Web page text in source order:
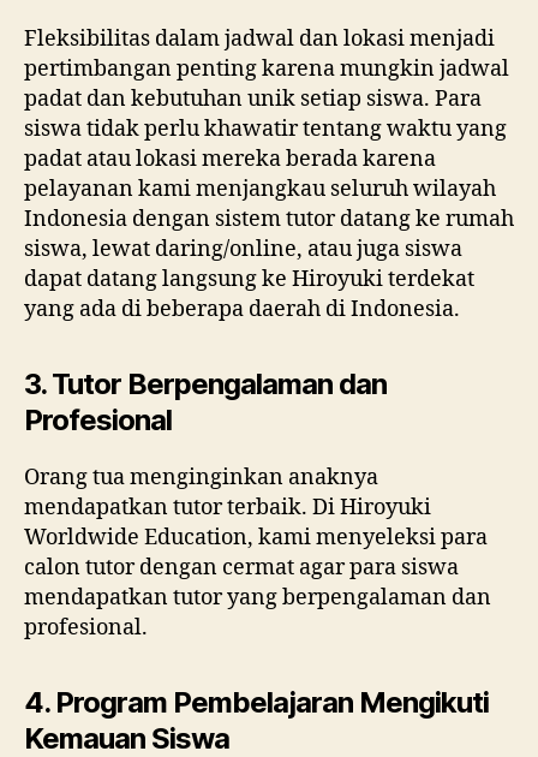
Fleksibilitas dalam jadwal dan lokasi menjadi
pertimbangan penting karena mungkin jadwal
padat dan kebutuhan unik setiap siswa. Para
siswa tidak perlu khawatir tentang waktu yang
padat atau lokasi mereka berada karena
pelayanan kami menjangkau seluruh wilayah
Indonesia dengan sistem tutor datang ke rumah
siswa, lewat daring/online, atau juga siswa
dapat datang langsung ke Hiroyuki terdekat
yang ada di beberapa daerah di Indonesia.
3. Tutor Berpengalaman dan
Profesional
Orang tua menginginkan anaknya
mendapatkan tutor terbaik. Di Hiroyuki
Worldwide Education, kami menyeleksi para
calon tutor dengan cermat agar para siswa
mendapatkan tutor yang berpengalaman dan
profesional.
4. Program Pembelajaran Mengikuti
Kemauan Siswa